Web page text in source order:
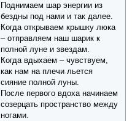
Поднимаем шар энергии из
бездны под нами и так далее.
Когда открываем крышку люка
– отправляем наш шарик к
полной луне и звездам.
Когда вдыхаем – чувствуем,
как нам на плечи льется
сияние полной луны.
После первого вдоха начинаем
созерцать пространство между
ногами.